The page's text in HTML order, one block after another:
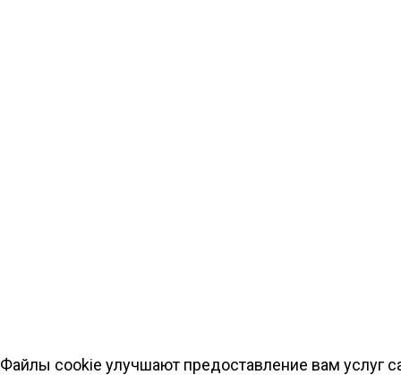
Файлы cookie улучшают предоставление вам услуг